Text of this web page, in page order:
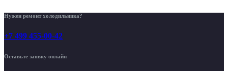
Нужен ремонт холодильника?
+7 499 455-00-42
Оставьте заявку онлайн